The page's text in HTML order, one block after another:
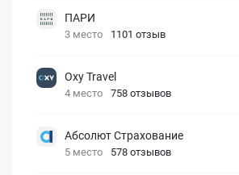
ПАРИ
3 место 1101 отзыв
Oxy Travel
4 место 758 отзывов
Абсолют Страхование
5 место 578 отзывов